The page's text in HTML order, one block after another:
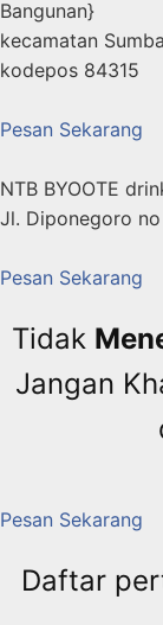
Bangunan}
kecamatan
kodepos 84315
Pesan Sekarang
NTB BYOOTE
Jl. Diponegoro no
Pesan Sekarang
Tidak
Jangan
Pesan Sekarang
Daftar